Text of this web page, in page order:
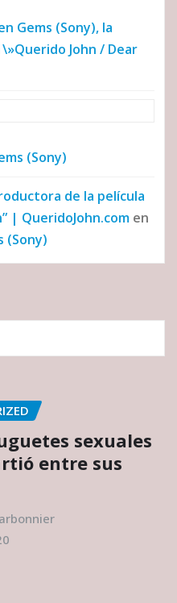
Gems (Sony), la
John / Dear
(Sony)
de la película
| QueridoJohn.com en
(Sony)
sexuales
entre sus